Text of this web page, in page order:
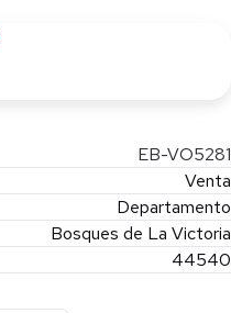
EB-VO5281
Venta
Departamento
Bosques de La Victoria
44540